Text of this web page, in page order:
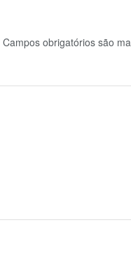
Campos obrigatórios são